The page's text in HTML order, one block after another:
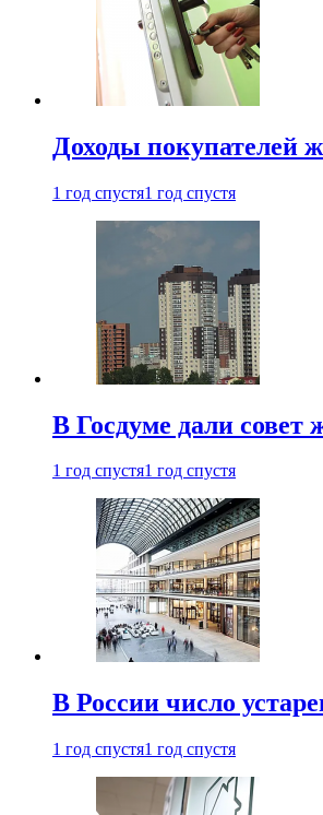
Доходы покупателей
1 год спустя1 год спустя
В Госдуме дали
1 год спустя1 год спустя
В России число
1 год спустя1 год спустя